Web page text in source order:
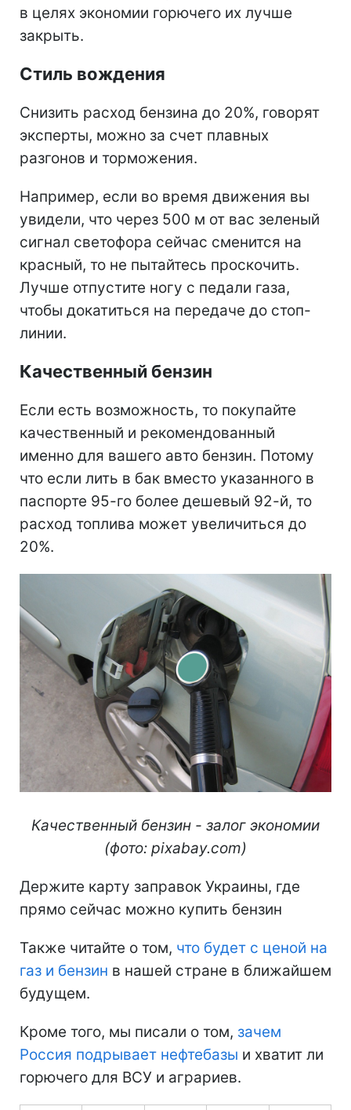
в целях экономии горючего их лучше
закрыть.
Стиль вождения
Снизить расход бензина до 20%, говорят
эксперты, можно за счет плавных
разгонов и торможения.
Например, если во время движения вы
увидели, что через 500 м от вас зеленый
сигнал светофора сейчас сменится на
красный, то не пытайтесь проскочить.
Лучше отпустите ногу с педали газа,
чтобы докатиться на передаче до стоп-
линии.
Качественный бензин
Если есть возможность, то покупайте
качественный и рекомендованный
именно для вашего авто бензин. Потому
что если лить в бак вместо указанного в
паспорте 95-го более дешевый 92-й, то
расход топлива может увеличиться до
20%.
Качественный бензин - залог экономии
(фото: pixabay.com)
Держите карту заправок Украины, где
прямо сейчас можно купить бензин
Также читайте о том, что будет с ценой на
газ и бензин в нашей стране в ближайшем
будущем.
Кроме того, мы писали о том, зачем
Россия подрывает нефтебазы и хватит ли
горючего для ВСУ и аграриев.